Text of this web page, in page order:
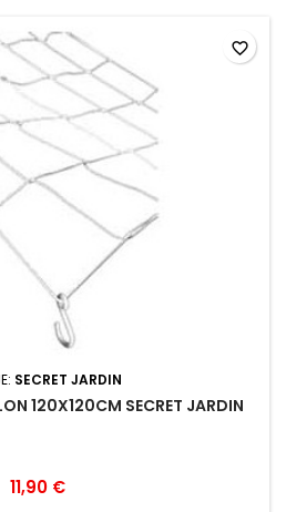
SECRET JARDIN
120X120CM SECRET JARDIN
11,90 €
favorite_border